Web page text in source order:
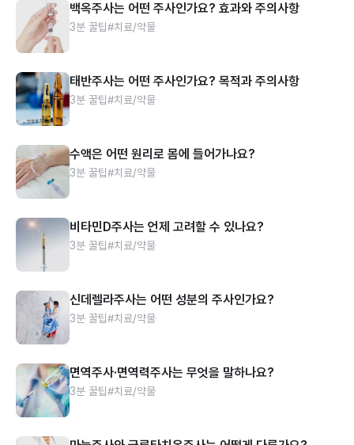
백옥주사는 어떤 주사인가요? 효과와 주의사항
3분 꿀팁#치료/약물
태반주사는 어떤 주사인가요? 목적과 주의사항
3분 꿀팁#치료/약물
수액은 어떤 원리로 몸에 들어가나요?
3분 꿀팁#치료/약물
비타민D주사는 언제 고려할 수 있나요?
3분 꿀팁#치료/약물
신데렐라주사는 어떤 성분의 주사인가요?
3분 꿀팁#치료/약물
면역주사·면역력주사는 무엇을 말하나요?
3분 꿀팁#치료/약물